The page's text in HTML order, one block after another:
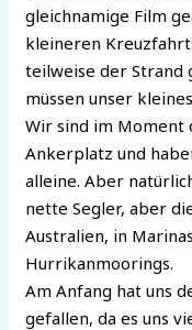
gleichnamige Film
kleineren
teilweise der Strand
müssen unser
Wir sind im Moment
Ankerplatz und
alleine. Aber
nette Segler, aber
Australien, in
Hurrikanmoorings.
Am Anfang hat uns
gefallen, da es uns